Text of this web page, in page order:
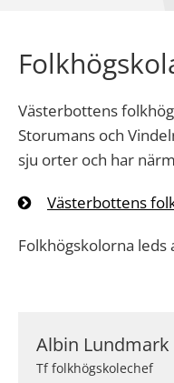
Västerbottens
Storumans och
sju orter och har
Västerbottens
Folkhögskolorna leds
Albin Lundmark
Tf folkhögskolechef